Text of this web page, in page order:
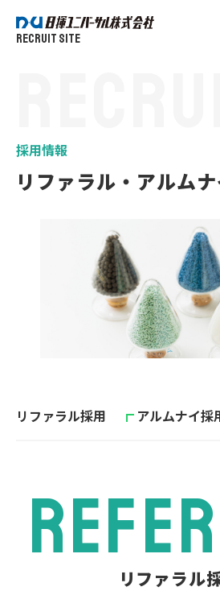
RECRUIT SITE
採用情報
リファラル・アルム
リファラル採用 アルムナイ採
リファラル